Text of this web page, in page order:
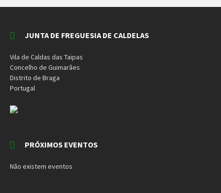
JUNTA DE FREGUESIA DE CALDELAS
Vila de Caldas das Taipas
Concelho de Guimarães
Distrito de Braga
Portugal
PRÓXIMOS EVENTOS
Não existem eventos